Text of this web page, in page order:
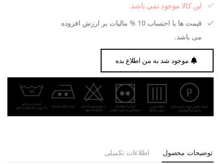
این کالا موجود نمی باشد.
قیمت ها با احتساب 10 % مالیات بر ارزش افزوده
می باشد.
موجود شد به من اطلاع بده
توضیحات محصول اطلاعات تکمیلی